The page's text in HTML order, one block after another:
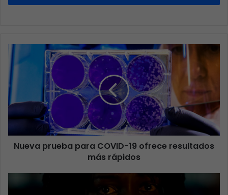
Nueva prueba para COVID-19 ofrece resultados
más rápidos